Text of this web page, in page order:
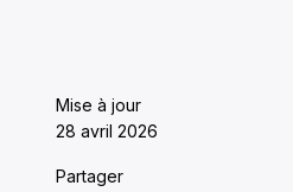
Mise à jour
28 avril 2026
Partager